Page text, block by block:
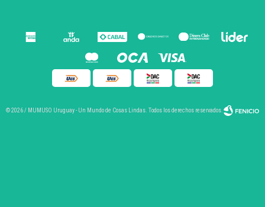
© 2026 / MUMUSO Uruguay - Un Mundo de Cosas Lindas. Todos los derechos reservados.